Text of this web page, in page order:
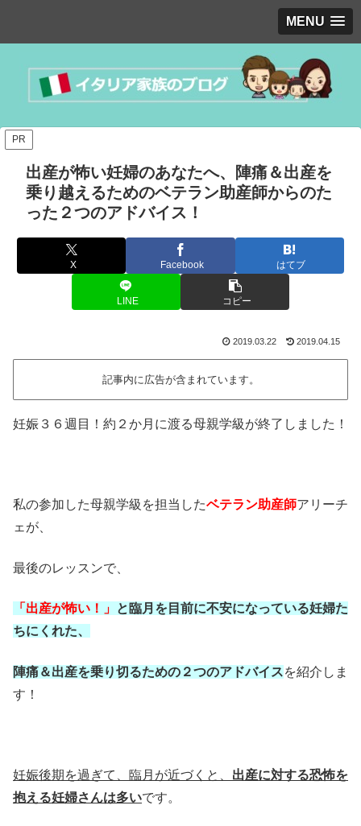
MENU
PR
出産が怖い妊婦のあなたへ、陣痛＆出産を
乗り越えるためのベテラン助産師からのた
った２つのアドバイス！
X Facebook はてブ
LINE コピー
2019.03.22 2019.04.15
記事内に広告が含まれています。
妊娠３６週目！約２か月に渡る母親学級が終了しました！
私の参加した母親学級を担当したベテラン助産師アリーチ
ェが、
最後のレッスンで、
「出産が怖い！」 と臨月を目前に不安になっている妊婦た
ちにくれた、
陣痛＆出産を乗り切るための２つのアドバイスを紹介しま
す！
妊娠後期を過ぎて、臨月が近づくと、 出産に対する恐怖を
抱える妊婦さんは多いです。